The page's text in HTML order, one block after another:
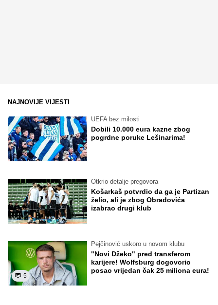
NAJNOVIJE VIJESTI
UEFA bez milosti
Dobili 10.000 eura kazne zbog
pogrdne poruke Lešinarima!
Otkrio detalje pregovora
Košarkaš potvrdio da ga je Partizan
želio, ali je zbog Obradovića
izabrao drugi klub
5
Pejčinović uskoro u novom klubu
"Novi Džeko" pred transferom
karijere! Wolfsburg dogovorio
posao vrijedan čak 25 miliona eura!